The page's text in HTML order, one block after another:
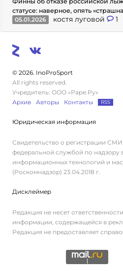
статусе: наверное, опять
05.01.2026
костя луговой 1
© 2026. InoProSport
All rights reserved.
Учредитель: ООО «Раре.Ру»
Архив
Авторы Контакты RSS
Юридическая информация
Свидетельство о регистрации
федеральной службой по надзору
информационных технологий и
(Роскомнадзор) 23.04.2018 г.
Дисклеймер
Редакция не несет
информации, содержащейся в
Редакция не предоставляет